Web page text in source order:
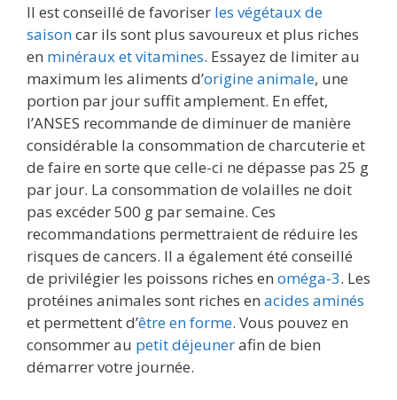
Il est conseillé de favoriser les végétaux de
saisoncar ils sont plus savoureux et plus riches
en minéraux et vitamines. Essayez de limiter au
maximum les aliments d’origine animale, une
portion par jour suffit amplement. En effet,
l’ANSES recommande de diminuer de manière
considérable la consommation de charcuterie et
de faire en sorte que celle-ci ne dépasse pas 25 g
par jour. La consommation de volailles ne doit
pas excéder 500 g par semaine. Ces
recommandations permettraient de réduire les
risques de cancers. Il a également été conseillé
de privilégier les poissons riches en oméga-3. Les
protéines animales sont riches en acides aminés
et permettent d’être en forme. Vous pouvez en
consommer au petit déjeunerafin de bien
démarrer votre journée.